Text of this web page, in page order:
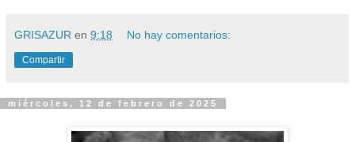
GRISAZUR en 9:18 No hay comentarios:
Compartir
miércoles, 12 de febrero de 2025